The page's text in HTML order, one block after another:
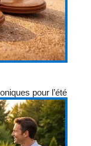
pour l’été